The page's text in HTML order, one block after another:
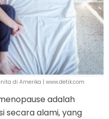
di Amerika | www.detik.com
adalah
secara alami, yang